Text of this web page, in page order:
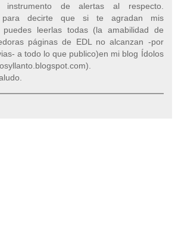
instrumento de alertas al respecto.
para decirte que si te agradan mis
puedes leerlas todas (la amabilidad de
páginas de EDL no alcanzan -por
a todo lo que publico)en mi blog Ídolos